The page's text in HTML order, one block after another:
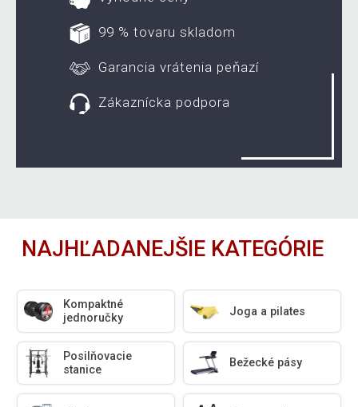
99 % tovaru skladom
Garancia vrátenia peňazí
Zákaznícka podpora
NAJHĽADANEJŠIE KATEGÓRIE
Kompaktné
jednoručky
Joga a pilates
Posilňovacie
stanice
Bežecké pásy